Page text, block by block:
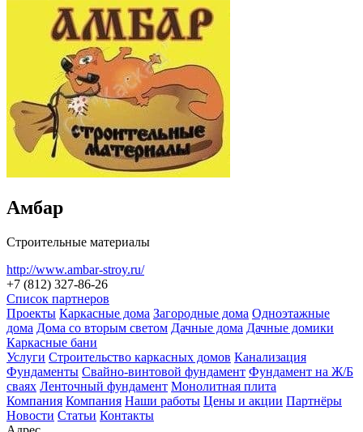
Амбар
Строительные материалы
http://www.ambar-stroy.ru/
+7 (812) 327-86-26
Список партнеров
Проекты Каркасные дома Загородные дома Одноэтажные
дома Дома со вторым светом Дачные дома Дачные домики
Каркасные бани
Услуги Строительство каркасных домов Канализация
Фундаменты Свайно-винтовой фундамент Фундамент на Ж/Б
сваях Ленточный фундамент Монолитная плита
Компания Компания Наши работы Цены и акции Партнёры
Новости Статьи Контакты